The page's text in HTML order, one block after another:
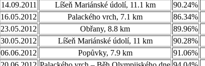
14.09.2011
Líšeň Mariánské údolí, 11.1 km 90.24%
16.05.2012
Palackého vrch, 7.1 km 86.34%
23.05.2012
Obřany, 8.8 km 89.96%
30.05.2012
Líšeň Mariánské údolí, 11 km 90.28%
06.06.2012
Popůvky, 7.9 km 91.06%